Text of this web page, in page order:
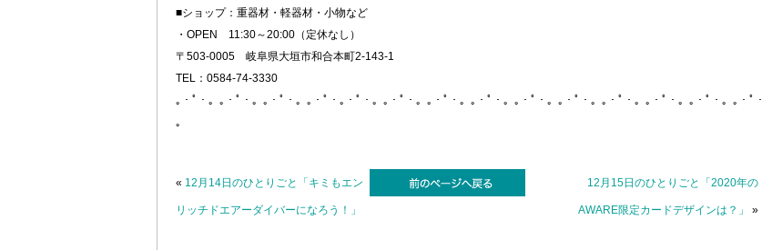
■ショップ：重器材・軽器材・小物など
・OPEN 11:30～20:00（定休なし）
〒503-0005 岐阜県大垣市和合本町2-143-1
TEL：0584-74-3330
｡・ﾟ・。｡・ﾟ・。｡・ﾟ・。｡・ﾟ・｡・ﾟ・。｡・ﾟ・。｡・ﾟ・。｡・ﾟ・。｡・ﾟ・。｡・ﾟ・。｡・ﾟ・。｡・ﾟ・。｡・ﾟ・。｡・ﾟ・
。
« 12月14日のひとりごと「キミもエン
リッチドエアーダイバーになろう！」
12月15日のひとりごと「2020年の
AWARE限定カードデザインは？」 »